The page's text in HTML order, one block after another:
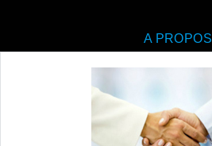
A PROPOS